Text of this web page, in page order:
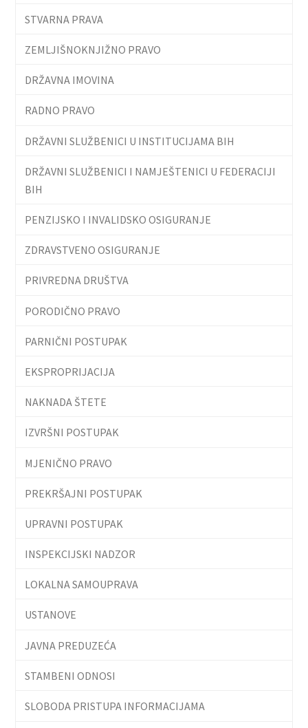
STVARNA PRAVA
ZEMLJIŠNOKNJIŽNO PRAVO
DRŽAVNA IMOVINA
RADNO PRAVO
DRŽAVNI SLUŽBENICI U INSTITUCIJAMA BIH
DRŽAVNI SLUŽBENICI I NAMJEŠTENICI U FEDERACIJI
BIH
PENZIJSKO I INVALIDSKO OSIGURANJE
ZDRAVSTVENO OSIGURANJE
PRIVREDNA DRUŠTVA
PORODIČNO PRAVO
PARNIČNI POSTUPAK
EKSPROPRIJACIJA
NAKNADA ŠTETE
IZVRŠNI POSTUPAK
MJENIČNO PRAVO
PREKRŠAJNI POSTUPAK
UPRAVNI POSTUPAK
INSPEKCIJSKI NADZOR
LOKALNA SAMOUPRAVA
USTANOVE
JAVNA PREDUZEĆA
STAMBENI ODNOSI
SLOBODA PRISTUPA INFORMACIJAMA